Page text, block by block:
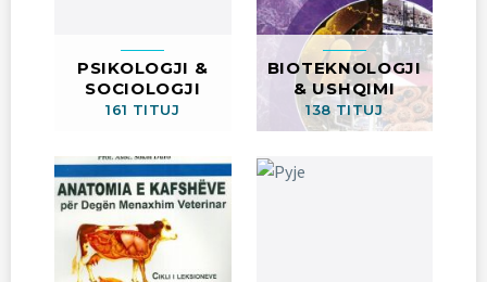
PSIKOLOGJI &
SOCIOLOGJI
161 TITUJ
BIOTEKNOLOGJI
& USHQIMI
138 TITUJ